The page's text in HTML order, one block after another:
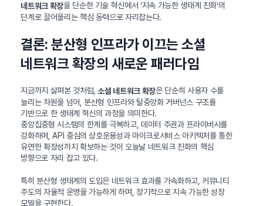
네트워크 확장을 단순한 기술 혁신에서 ‘지속 가능한 생태계 진화’의
단계로 끌어올리는 핵심 동력으로 자리잡는다.
결론: 분산형 인프라가 이끄는 소셜
네트워크 확장의 새로운 패러다임
지금까지 살펴본 것처럼, 소셜 네트워크 확장은 단순히 사용자 수를
늘리는 차원을 넘어, 분산형 인프라와 탈중앙화 거버넌스 구조를
기반으로 한 생태계 혁신의 과정을 의미한다.
중앙집중형 시스템의 한계를 극복하고, 데이터 주권과 프라이버시를
강화하며, API 중심의 상호운용성과 마이크로서비스 아키텍처를 통한
유연한 확장성까지 확보하는 것이 오늘날 네트워크 진화의 핵심
방향으로 자리 잡고 있다.
특히 분산형 생태계의 도입은 네트워크 효과를 가속화하고, 커뮤니티
주도의 자율적 운영을 가능하게 하며, 장기적으로 지속 가능한 성장
모델을 구현한다.